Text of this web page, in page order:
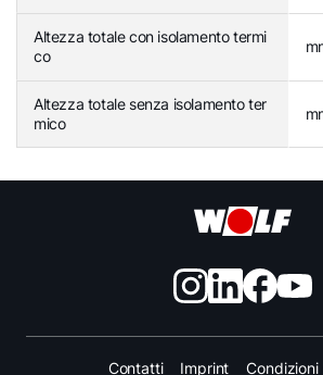
Altezza totale con isolamento termi
co
Altezza totale senza isolamento ter
mico
Contatti Imprint Condizioni